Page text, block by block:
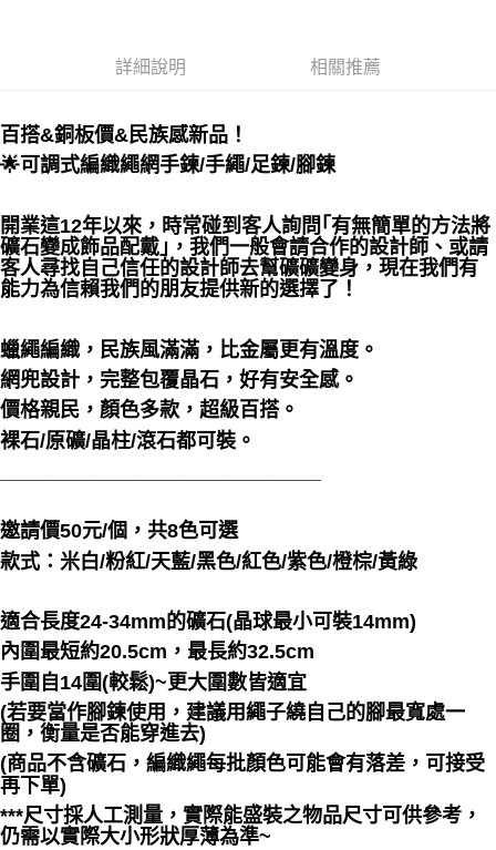
每筆NT$80，滿NT$3,000(含以上)免運費
7-11取貨付款
賣家宅配幫您送（台灣）
每筆NT$80，滿NT$3,000(含以上)免運費
每筆NT$80，滿NT$3,000(含以上)免運費
付款後門市自取
免運費
詳細說明 相關推薦
百搭&銅板價&民族感新品！
🌟可調式編織繩網手鍊/手繩/足鍊/腳鍊
開業這12年以來，時常碰到客人詢問｢有無簡單的方法將
礦石變成飾品配戴｣，我們一般會請合作的設計師、或請
客人尋找自己信任的設計師去幫礦礦變身，現在我們有
能力為信賴我們的朋友提供新的選擇了！
蠟繩編織，民族風滿滿，比金屬更有溫度。
網兜設計，完整包覆晶石，好有安全感。
價格親民，顏色多款，超級百搭。
裸石/原礦/晶柱/滾石都可裝。
邀請價50元/個，共8色可選
款式：米白/粉紅/天藍/黑色/紅色/紫色/橙棕/黃綠
適合長度24-34mm的礦石(晶球最小可裝14mm)
內圍最短約20.5cm，最長約32.5cm
手圍自14圍(較鬆)~更大圍數皆適宜
(若要當作腳鍊使用，建議用繩子繞自己的腳最寬處一
圈，衡量是否能穿進去)
(商品不含礦石，編織繩每批顏色可能會有落差，可接受
再下單)
***尺寸採人工測量，實際能盛裝之物品尺寸可供參考，
仍需以實際大小形狀厚薄為準~